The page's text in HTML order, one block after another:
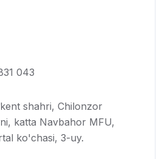
043
shahri, Chilonzor
katta Navbahor MFU,
ko'chasi, 3-uy.